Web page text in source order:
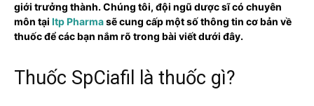
giới trưởng thành. Chúng tôi, đội ngũ dược sĩ có chuyên
môn tại Itp Pharmasẽ cung cấp một số thông tin cơ bản về
thuốc để các bạn nắm rõ trong bài viết dưới đây.
Thuốc SpCiafil là thuốc gì?